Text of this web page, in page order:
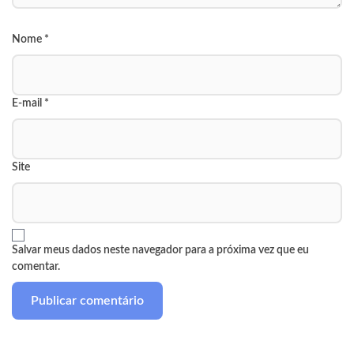
Nome *
E-mail *
Site
Salvar meus dados neste navegador para a próxima vez que eu
comentar.